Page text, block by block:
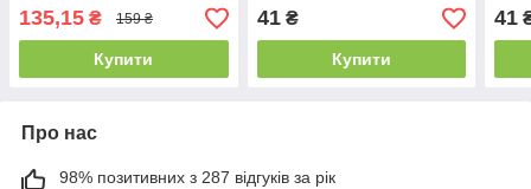
135,15 ₴ 159 ₴
Купити
41₴
Купити
41
Про нас
98% позитивних з 287 відгуків за рік